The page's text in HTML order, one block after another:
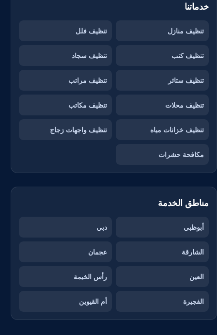
خدماتنا
تنظيف منازل تنظيف فلل
تنظيف كنب تنظيف سجاد
تنظيف ستائر تنظيف مراتب
تنظيف محلات تنظيف مكاتب
تنظيف خزانات مياه تنظيف واجهات زجاج
مكافحة حشرات
مناطق الخدمة
أبوظبي دبي
الشارقة عجمان
العين رأس الخيمة
الفجيرة أم القيوين